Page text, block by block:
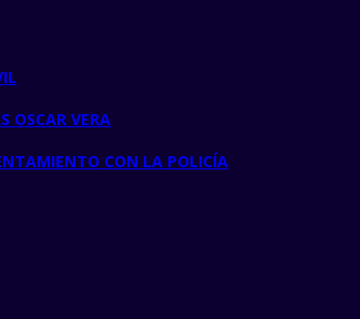
OSCAR VERA
CON LA POLICÍA